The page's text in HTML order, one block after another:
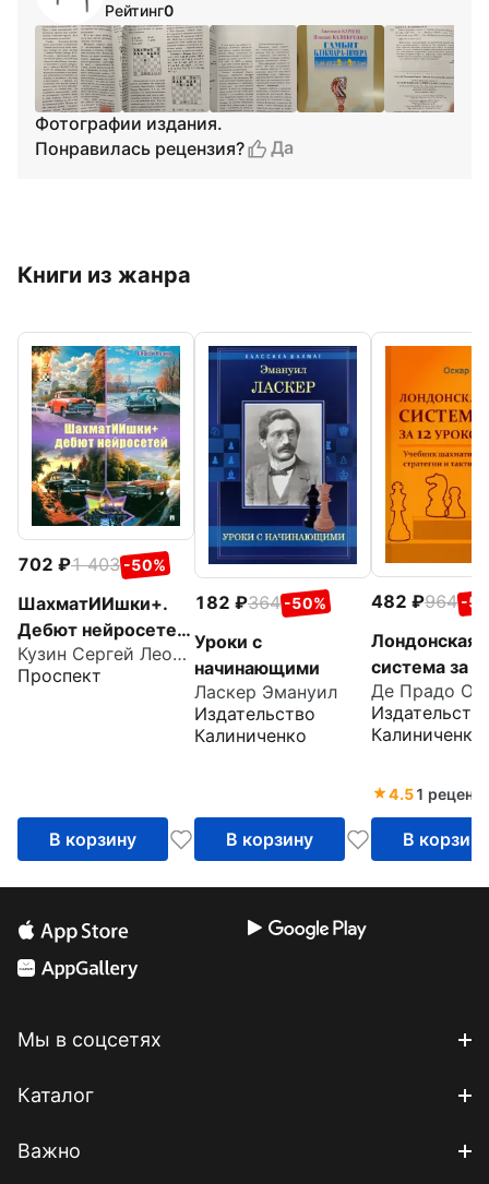
Рейтинг0
Фотографии издания.
Понравилась рецензия?
Да
Книги из жанра
702 1 403 -50%
ШахматИИшки+.
Дебют нейросетей.
Учебное пособиеКузин Сергей Леонидович
Проспект
В корзину
182 364 -50%
Уроки с
начинающими
Ласкер Эмануил
Издательство
Калиниченко
В корзину
482 964 -
Лондонская
система за
уроков.
шахматной
стратегии
Де Прадо
Калиниченко
4.51
В корзину
Мы в соцсетях
Каталог
Важно